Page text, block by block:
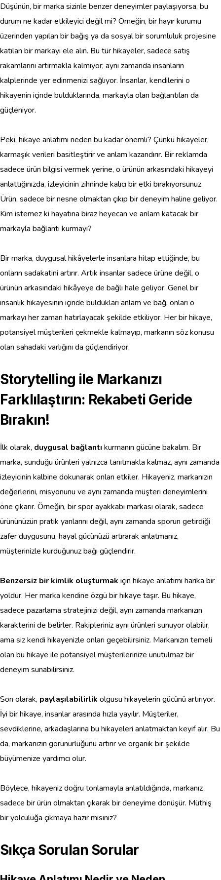
Düşünün, bir marka sizinle benzer deneyimler paylaşıyorsa, bu
durum ne kadar etkileyici değil mi? Örneğin, bir hayır kurumu
üzerinden yapılan bir bağış ya da sosyal bir sorumluluk projesine
katılan bir markayı ele alın. Bu tür hikayeler, sadece satış
rakamlarını artırmakla kalmıyor; aynı zamanda insanların
kalplerinde yer edinmenizi sağlıyor. İnsanlar, kendilerini o
hikayenin içinde bulduklarında, markayla olan bağlantıları da
güçleniyor.
Peki, hikaye anlatımı neden bu kadar önemli? Çünkü hikayeler,
karmaşık verileri basitleştirir ve anlam kazandırır. Bir reklamda
sadece ürün bilgisi vermek yerine, o ürünün arkasındaki hikayeyi
anlattığınızda, izleyicinin zihninde kalıcı bir etki bırakıyorsunuz.
Ürün, sadece bir nesne olmaktan çıkıp bir deneyim haline geliyor.
Kim istemez ki hayatına biraz heyecan ve anlam katacak bir
markayla bağlantı kurmayı?
Bir marka, duygusal hikâyelerle insanlara hitap ettiğinde, bu
onların sadakatini artırır. Artık insanlar sadece ürüne değil, o
ürünün arkasındaki hikâyeye de bağlı hale geliyor. Genel bir
insanlık hikayesinin içinde buldukları anlam ve bağ, onları o
markayı her zaman hatırlayacak şekilde etkiliyor. Her bir hikaye,
potansiyel müşterileri çekmekle kalmayıp, markanın söz konusu
olan sahadaki varlığını da güçlendiriyor.
Storytelling ile Markanızı
Farklılaştırın: Rekabeti Geride
Bırakın!
İlk olarak, duygusal bağlantı kurmanın gücüne bakalım. Bir
marka, sunduğu ürünleri yalnızca tanıtmakla kalmaz, aynı zamanda
izleyicinin kalbine dokunarak onları etkiler. Hikayeniz, markanızın
değerlerini, misyonunu ve aynı zamanda müşteri deneyimlerini
öne çıkarır. Örneğin, bir spor ayakkabı markası olarak, sadece
ürününüzün pratik yanlarını değil, aynı zamanda sporun getirdiği
zafer duygusunu, hayal gücünüzü artırarak anlatmanız,
müşterinizle kurduğunuz bağı güçlendirir.
Benzersiz bir kimlik oluşturmak için hikaye anlatımı harika bir
yoldur. Her marka kendine özgü bir hikaye taşır. Bu hikaye,
sadece pazarlama stratejinizi değil, aynı zamanda markanızın
karakterini de belirler. Rakipleriniz aynı ürünleri sunuyor olabilir,
ama siz kendi hikayenizle onları geçebilirsiniz. Markanızın temeli
olan bu hikaye ile potansiyel müşterilerinize unutulmaz bir
deneyim sunabilirsiniz.
Son olarak, paylaşılabilirlik olgusu hikayelerin gücünü artırıyor.
İyi bir hikaye, insanlar arasında hızla yayılır. Müşteriler,
sevdiklerine, arkadaşlarına bu hikayeleri anlatmaktan keyif alır. Bu
da, markanızın görünürlüğünü artırır ve organik bir şekilde
büyümenize yardımcı olur.
Böylece, hikayeniz doğru tonlamayla anlatıldığında, markanız
sadece bir ürün olmaktan çıkarak bir deneyime dönüşür. Müthiş
bir yolculuğa çıkmaya hazır mısınız?
Sıkça Sorulan Sorular